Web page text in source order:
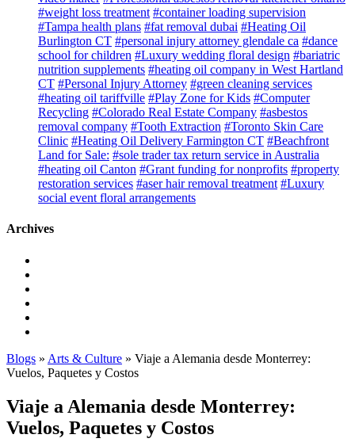
#weight loss treatment #container loading supervision
#Tampa health plans #fat removal dubai #Heating Oil
Burlington CT #personal injury attorney glendale ca #dance
school for children #Luxury wedding floral design #bariatric
nutrition supplements #heating oil company in West Hartland
CT #Personal Injury Attorney #green cleaning services
#heating oil tariffville #Play Zone for Kids #Computer
Recycling #Colorado Real Estate Company #asbestos
removal company #Tooth Extraction #Toronto Skin Care
Clinic #Heating Oil Delivery Farmington CT #Beachfront
Land for Sale: #sole trader tax return service in Australia
#heating oil Canton #Grant funding for nonprofits #property
restoration services #aser hair removal treatment #Luxury
social event floral arrangements
Archives
Blogs » Arts & Culture » Viaje a Alemania desde Monterrey:
Vuelos, Paquetes y Costos
Viaje a Alemania desde Monterrey:
Vuelos, Paquetes y Costos